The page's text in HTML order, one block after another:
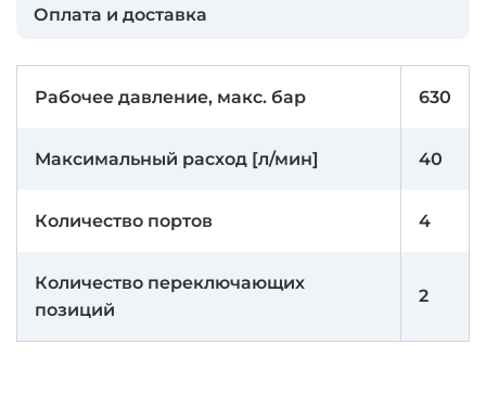
Оплата и доставка
Рабочее давление, макс. бар 630
Максимальный расход [л/мин] 40
Количество портов 4
Количество переключающих
позиций
2